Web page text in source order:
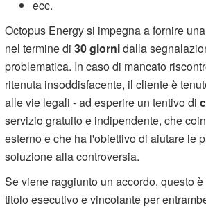
ecc.
Octopus Energy si impegna a fornire
nel termine di30 giornidalla
problematica. In caso di mancato
ritenuta insoddisfacente, il cliente è
alle vie legali - ad esperire un tentivo di
servizio gratuito e indipendente, che
esterno e che ha l'obiettivo di aiutare le
soluzione alla controversia.
Se viene raggiunto un accordo, questo
titolo esecutivo e vincolante per